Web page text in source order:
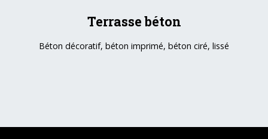
Terrasse béton
Béton décoratif, béton imprimé, béton ciré, lissé